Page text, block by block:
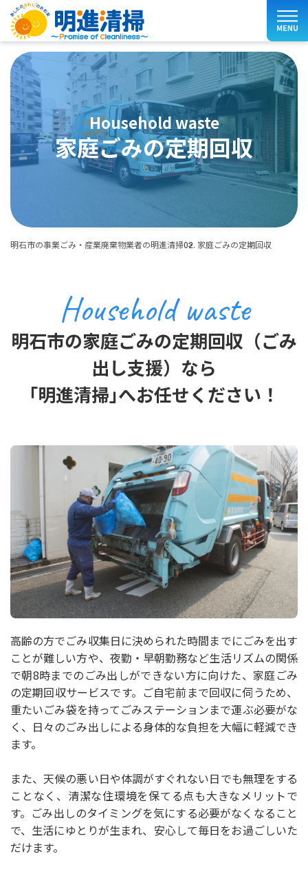
household waste
家庭ごみの定期回収
明石市の事業ごみ・産業廃棄物業者の明進清掃 家庭ごみの定期回収
Household waste
明石市の家庭ごみの定期回収（ごみ
出し支援）なら
｢明進清掃｣へお任せください！
高齢の方でごみ収集日に決められた時間までにごみを出す
ことが難しい方や、夜勤・早朝勤務など生活リズムの関係
で朝8時までのごみ出しができない方に向けた、家庭ごみ
の定期回収サービスです。ご自宅前まで回収に伺うため、
重たいごみ袋を持ってごみステーションまで運ぶ必要がな
く、日々のごみ出しによる身体的な負担を大幅に軽減でき
ます。
また、天候の悪い日や体調がすぐれない日でも無理をする
ことなく、清潔な住環境を保てる点も大きなメリットで
す。ごみ出しのタイミングを気にする必要がなくなること
で、生活にゆとりが生まれ、安心して毎日をお過ごしいた
だけます。